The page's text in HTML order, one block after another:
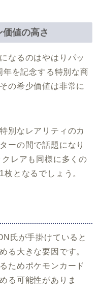
値の高さ
なるのはやはりパッ
年を記念する特別な商
の希少価値は非常に
別なレアリティのカ
ーの間で話題になり
レアも同様に多くの
となるでしょう。
氏が手掛けていると
る大きな要因です。
ためポケモンカード
る可能性がありま